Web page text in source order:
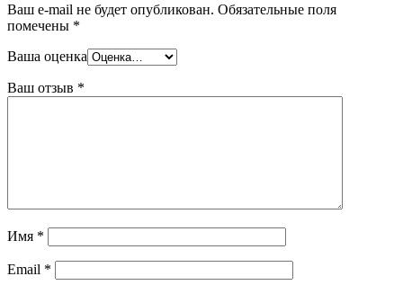
Ваш e-mail не будет опубликован. Обязательные поля
помечены *
Ваша оценка
Ваш отзыв *
Имя *
Email *